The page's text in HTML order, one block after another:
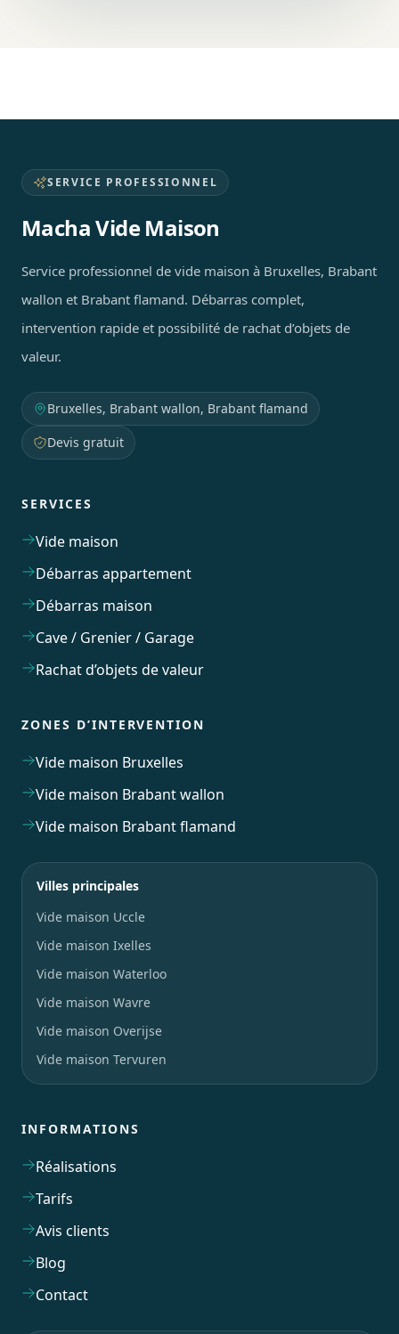
SERVICE PROFESSIONNEL
Macha Vide Maison
Service professionnel de vide maison à Bruxelles, Brabant
wallon et Brabant flamand. Débarras complet,
intervention rapide et possibilité de rachat d’objets de
valeur.
Bruxelles, Brabant wallon, Brabant flamand
Devis gratuit
SERVICES
Vide maison
Débarras appartement
Débarras maison
Cave / Grenier / Garage
Rachat d’objets de valeur
ZONES D’INTERVENTION
Vide maison Bruxelles
Vide maison Brabant wallon
Vide maison Brabant flamand
Villes principales
Vide maison Uccle
Vide maison Ixelles
Vide maison Waterloo
Vide maison Wavre
Vide maison Overijse
Vide maison Tervuren
INFORMATIONS
Réalisations
Tarifs
Avis clients
Blog
Contact